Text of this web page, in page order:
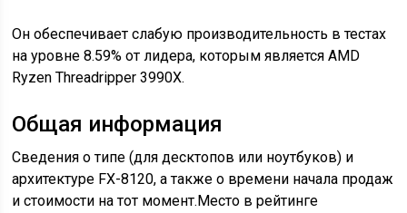
Он обеспечивает слабую производительность в тестах
на уровне 8.59% от лидера, которым является AMD
Ryzen Threadripper 3990X.
Общая информация
Сведения о типе (для десктопов или ноутбуков) и
архитектуре FX-8120, а также о времени начала продаж
и стоимости на тот момент.Место в рейтинге